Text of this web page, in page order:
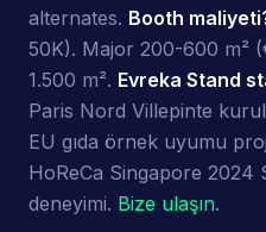
alternates. Booth
50K). Major 200-600 m²
1.500 m². Evreka Stand
Paris Nord Villepinte
EU gıda örnek uyumu
HoReCa Singapore 2024
deneyimi. Bize ulaşın.